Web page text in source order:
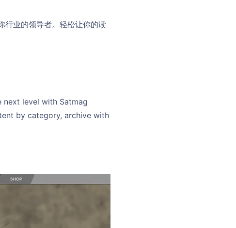
行业的领导者。轻松让你的读
level with Satmag
by category, archive with